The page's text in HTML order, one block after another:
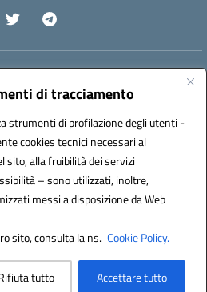
di tracciamento
strumenti di profilazione degli utenti -
cookies tecnici necessari al
alla fruibilità dei servizi
– sono utilizzati, inoltre,
messi a disposizione da Web
sito, consulta la ns. Cookie Policy.
tutto Accettare tutto
– Pontecagnano Faiano (SA)
saic88800v@istruzione.it
UFLEGP
by 3D Solution S.r.l.
by Designers Italia